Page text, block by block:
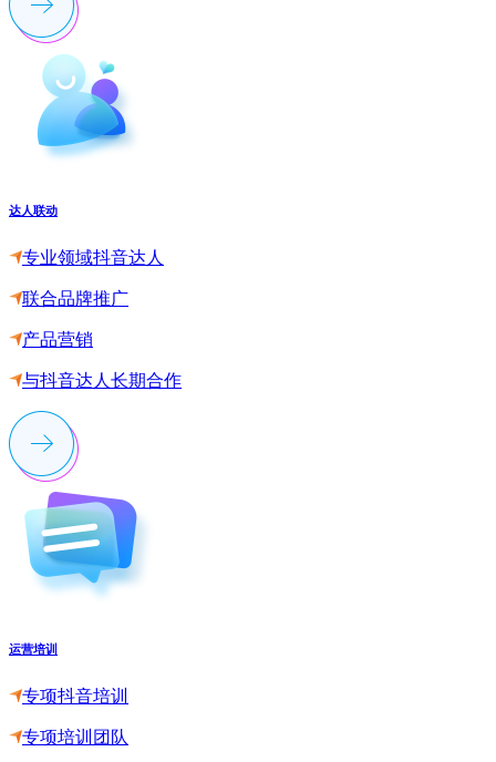
达人联动
专业领域抖音达人
联合品牌推广
产品营销
与抖音达人长期合作
运营培训
专项抖音培训
专项培训团队